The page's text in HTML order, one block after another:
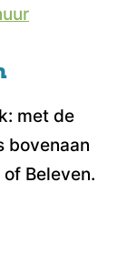
met de
bovenaan
of Beleven.